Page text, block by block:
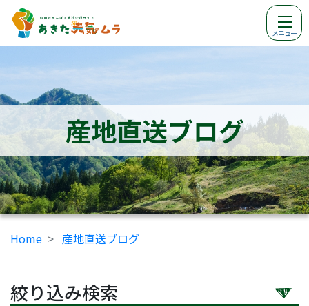
メニュー
産地直送ブログ
Home 産地直送ブログ
絞り込み検索